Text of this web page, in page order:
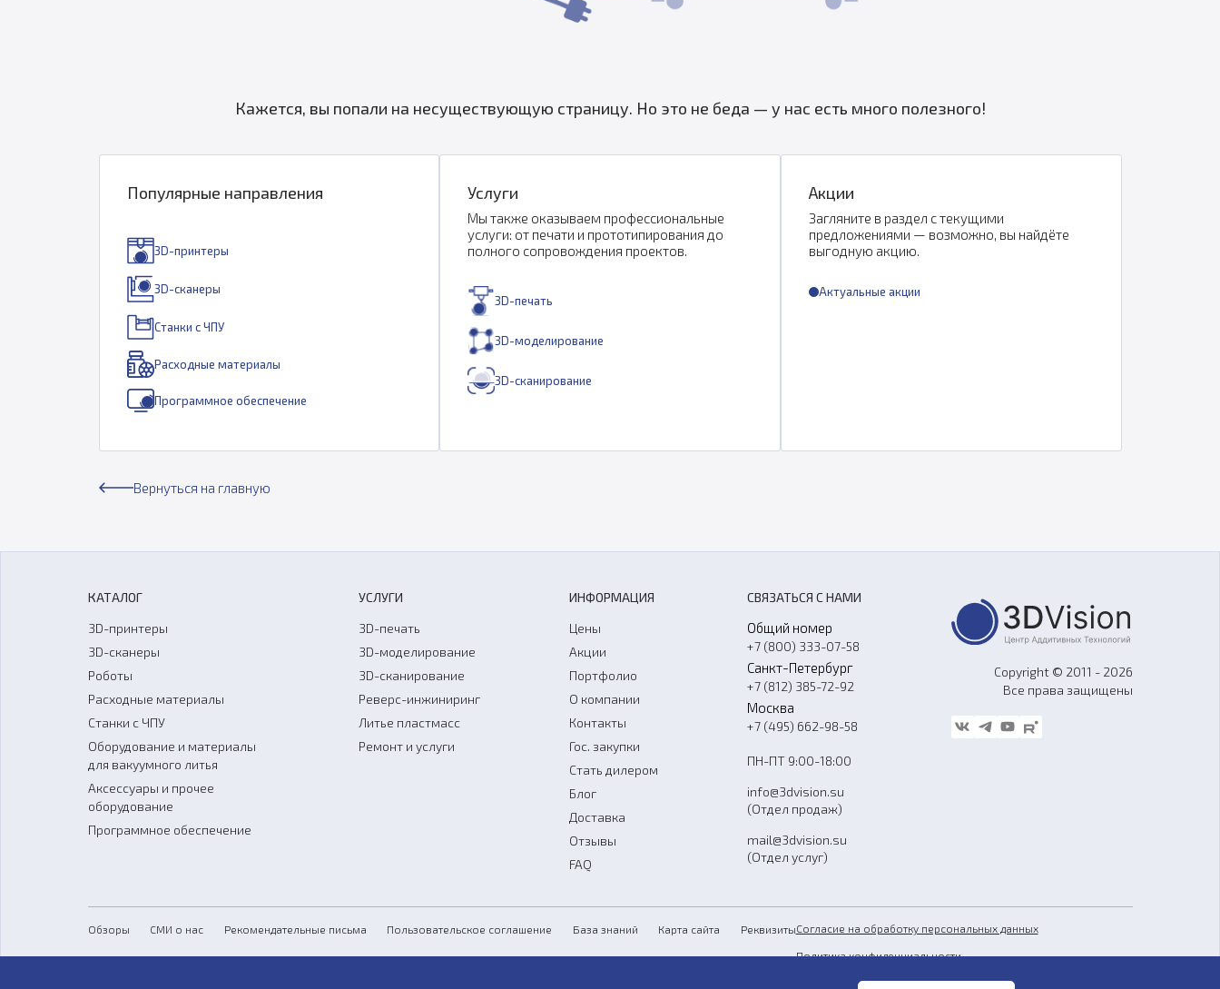
Кажется, вы попали на несуществующую страницу. Но это не беда — у нас есть много полезного!
Популярные направления
3D-принтеры
3D-сканеры
Станки с ЧПУ
Расходные материалы
Программное обеспечение
Услуги
Мы также оказываем профессиональные
услуги: от печати и прототипирования до
полного сопровождения проектов.
3D-печать
3D-моделирование
3D-сканирование
Акции
Загляните в раздел с текущими
предложениями — возможно, вы найдёте
выгодную акцию.
Актуальные акции
Вернуться на главную
КАТАЛОГ
3D-принтеры
3D-сканеры
Роботы
Расходные материалы
Станки с ЧПУ
Оборудование и материалы
для вакуумного литья
Аксессуары и прочее
оборудование
Программное обеспечение
УСЛУГИ
3D-печать
3D-моделирование
3D-сканирование
Реверс-инжиниринг
Литье пластмасс
Ремонт и услуги
ИНФОРМАЦИЯ
Цены
Акции
Портфолио
О компании
Контакты
Гос. закупки
Стать дилером
Блог
Доставка
Отзывы
FAQ
СВЯЗАТЬСЯ С НАМИ
Общий номер
+7 (800) 333-07-58
Санкт-Петербург
+7 (812) 385-72-92
Москва
+7 (495) 662-98-58
ПН-ПТ 9:00-18:00
info@3dvision.su
(Отдел продаж)
mail@3dvision.su
(Отдел услуг)
Copyright © 2011 - 2026
Все права защищены
Обзоры СМИ о нас Рекомендательные письма Пользовательское соглашение База знаний Карта сайта РеквизитыСогласие на обработку персональных данных
Политика конфиденциальности
Публичная оферта